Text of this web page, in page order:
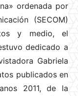
ordenada por
(SECOM)
y medio, el
dedicado a
Gabriela
publicados en
2011, de la